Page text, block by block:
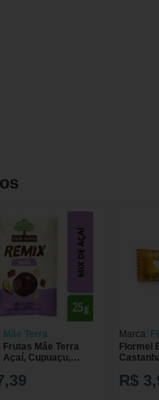
Mãe Terra
Frutas Mãe Terra
Açaí, Cupuaçu,
Marca:
Flormel
Barra
Sou
R$